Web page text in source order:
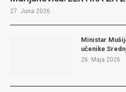
27. Juna 2026.
Ministar
učenike
26. Maja 2026.